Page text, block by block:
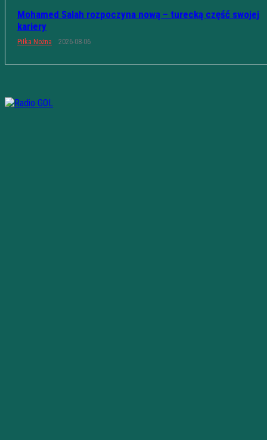
Mohamed Salah rozpoczyna nową – turecką część swojej
kariery
Piłka Nożna 2026-08-06